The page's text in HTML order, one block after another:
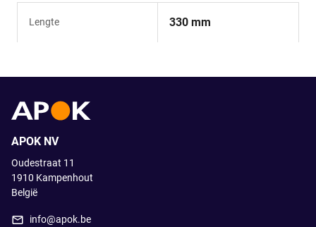
Lengte 330 mm
APOK NV
Oudestraat 11
1910 Kampenhout
België
info@apok.be